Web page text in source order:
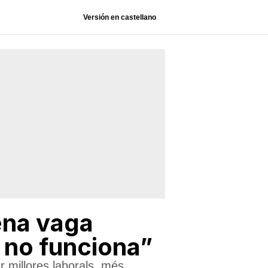
Versión en castellano
vaga
funciona”